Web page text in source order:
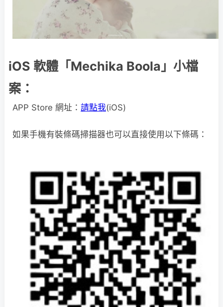
iOS 軟體「Mechika Boola」小檔
案：
APP Store 網址： 請點我(iOS)
如果手機有裝條碼掃描器也可以直接使用以下條碼：